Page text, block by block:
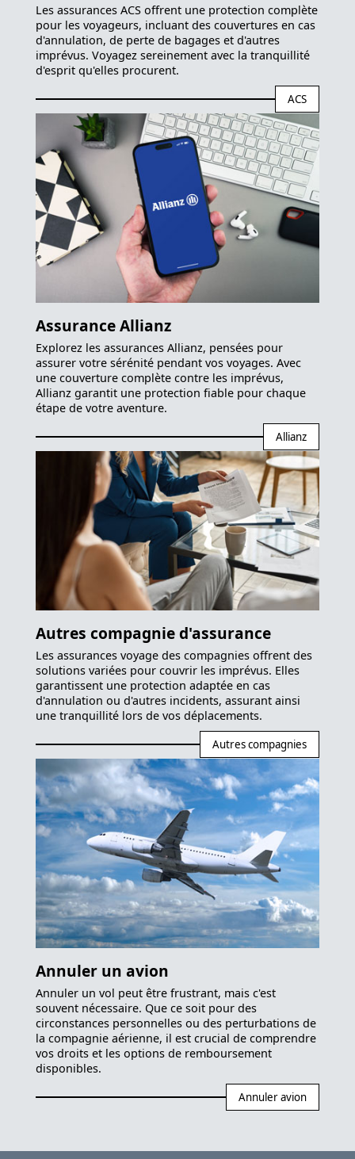
Les assurances ACS offrent une protection complète
pour les voyageurs, incluant des couvertures en cas
d'annulation, de perte de bagages et d'autres
imprévus. Voyagez sereinement avec la tranquillité
d'esprit qu'elles procurent.
ACS
Assurance Allianz
Explorez les assurances Allianz, pensées pour
assurer votre sérénité pendant vos voyages. Avec
une couverture complète contre les imprévus,
Allianz garantit une protection fiable pour chaque
étape de votre aventure.
Allianz
Autres compagnie d'assurance
Les assurances voyage des compagnies offrent des
solutions variées pour couvrir les imprévus. Elles
garantissent une protection adaptée en cas
d'annulation ou d'autres incidents, assurant ainsi
une tranquillité lors de vos déplacements.
Autres compagnies
Annuler un avion
Annuler un vol peut être frustrant, mais c'est
souvent nécessaire. Que ce soit pour des
circonstances personnelles ou des perturbations de
la compagnie aérienne, il est crucial de comprendre
vos droits et les options de remboursement
disponibles.
Annuler avion